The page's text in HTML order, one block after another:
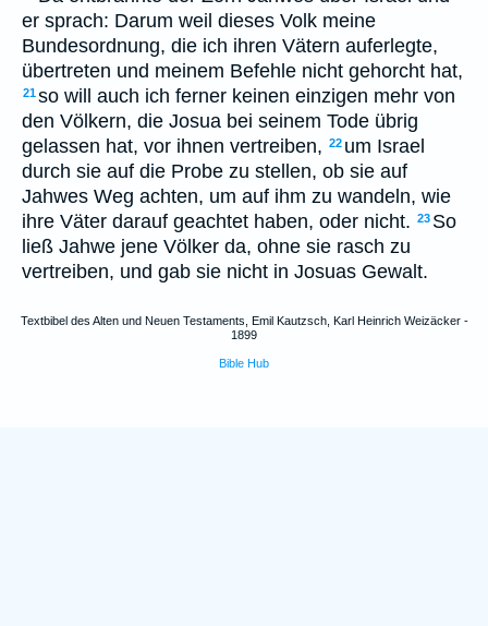
er sprach: Darum weil dieses Volk meine
Bundesordnung, die ich ihren Vätern auferlegte,
übertreten und meinem Befehle nicht gehorcht hat,
21so will auch ich ferner keinen einzigen mehr von
den Völkern, die Josua bei seinem Tode übrig
gelassen hat, vor ihnen vertreiben, 22 um Israel
durch sie auf die Probe zu stellen, ob sie auf
Jahwes Weg achten, um auf ihm zu wandeln, wie
ihre Väter darauf geachtet haben, oder nicht. 23 So
ließ Jahwe jene Völker da, ohne sie rasch zu
vertreiben, und gab sie nicht in Josuas Gewalt.
Textbibel des Alten und Neuen Testaments, Emil Kautzsch, Karl Heinrich Weizäcker -
1899
Bible Hub